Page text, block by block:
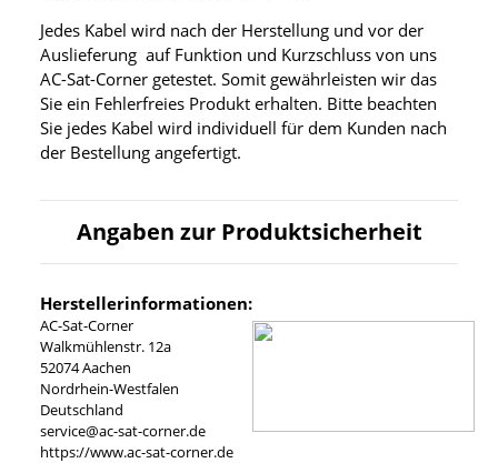
Jedes Kabel wird nach der Herstellung und vor der
Auslieferung auf Funktion und Kurzschluss von uns
AC-Sat-Corner getestet. Somit gewährleisten wir das
Sie ein Fehlerfreies Produkt erhalten. Bitte beachten
Sie jedes Kabel wird individuell für dem Kunden nach
der Bestellung angefertigt.
Angaben zur Produktsicherheit
Herstellerinformationen:
AC-Sat-Corner
Walkmühlenstr. 12a
52074 Aachen
Nordrhein-Westfalen
Deutschland
service@ac-sat-corner.de
https://www.ac-sat-corner.de